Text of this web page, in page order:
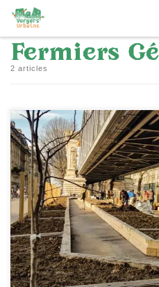
Passer au contenu
Fermiers
2 articles
Faire pousser des
dans l’un des quartiers
capitale, au milieu
viaduc du métro
projet des Fermiers
Vergers Urbains,
Urbanescence, situé
arrondissement, sous